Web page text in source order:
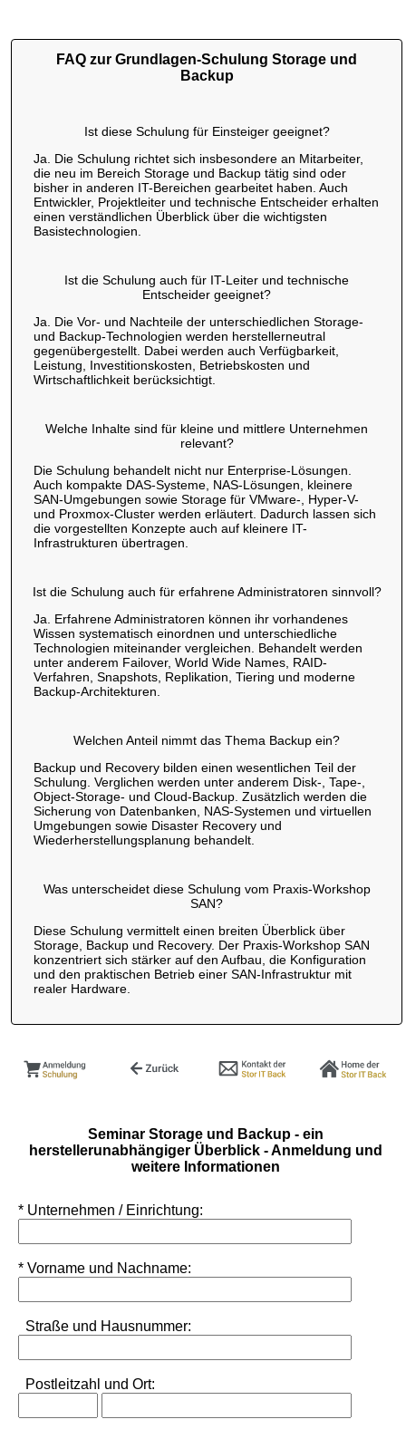
FAQ zur Grundlagen-Schulung Storage und
Backup
Ist diese Schulung für Einsteiger geeignet?
Ja. Die Schulung richtet sich insbesondere an Mitarbeiter,
die neu im Bereich Storage und Backup tätig sind oder
bisher in anderen IT-Bereichen gearbeitet haben. Auch
Entwickler, Projektleiter und technische Entscheider erhalten
einen verständlichen Überblick über die wichtigsten
Basistechnologien.
Ist die Schulung auch für IT-Leiter und technische
Entscheider geeignet?
Ja. Die Vor- und Nachteile der unterschiedlichen Storage-
und Backup-Technologien werden herstellerneutral
gegenübergestellt. Dabei werden auch Verfügbarkeit,
Leistung, Investitionskosten, Betriebskosten und
Wirtschaftlichkeit berücksichtigt.
Welche Inhalte sind für kleine und mittlere Unternehmen
relevant?
Die Schulung behandelt nicht nur Enterprise-Lösungen.
Auch kompakte DAS-Systeme, NAS-Lösungen, kleinere
SAN-Umgebungen sowie Storage für VMware-, Hyper-V-
und Proxmox-Cluster werden erläutert. Dadurch lassen sich
die vorgestellten Konzepte auch auf kleinere IT-
Infrastrukturen übertragen.
Ist die Schulung auch für erfahrene Administratoren sinnvoll?
Ja. Erfahrene Administratoren können ihr vorhandenes
Wissen systematisch einordnen und unterschiedliche
Technologien miteinander vergleichen. Behandelt werden
unter anderem Failover, World Wide Names, RAID-
Verfahren, Snapshots, Replikation, Tiering und moderne
Backup-Architekturen.
Welchen Anteil nimmt das Thema Backup ein?
Backup und Recovery bilden einen wesentlichen Teil der
Schulung. Verglichen werden unter anderem Disk-, Tape-,
Object-Storage- und Cloud-Backup. Zusätzlich werden die
Sicherung von Datenbanken, NAS-Systemen und virtuellen
Umgebungen sowie Disaster Recovery und
Wiederherstellungsplanung behandelt.
Was unterscheidet diese Schulung vom Praxis-Workshop
SAN?
Diese Schulung vermittelt einen breiten Überblick über
Storage, Backup und Recovery. Der Praxis-Workshop SAN
konzentriert sich stärker auf den Aufbau, die Konfiguration
und den praktischen Betrieb einer SAN-Infrastruktur mit
realer Hardware.
Seminar Storage und Backup - ein
herstellerunabhängiger Überblick - Anmeldung und
weitere Informationen
* Unternehmen / Einrichtung:
* Vorname und Nachname:
Straße und Hausnummer:
Postleitzahl undOrt: